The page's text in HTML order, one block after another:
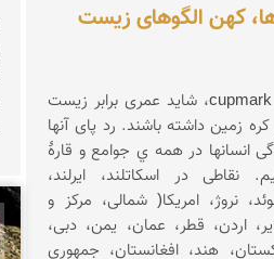
کهن الگوهای زیست
فنجان نماها cupmark، شاید عمری برابر زیست
زمین داشته باشند. رد پای آنها
انسانها در همه ي جوامع و قارهٔ
ها می بینیم. نقاطی در اسکاتلند، ایرلند،
انگلستان، سوئد، نروژ، امریکا( شمالی، مرکز و
اردن، قطر، عمان، یمن، دبی،
عربستان، پاکستان، هند، افغانستان، جمهوری